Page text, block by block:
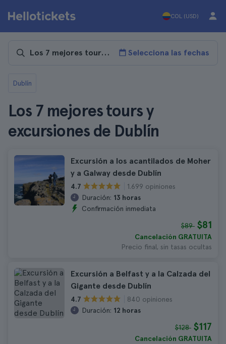
COL (USD)
Selecciona las fechas
Dublín
Los 7 mejores tours y
excursiones de Dublín
Excursión a los acantilados de Moher
y a Galway desde Dublín
4.7
1.699 opiniones
Duración: 13 horas
Confirmación inmediata
$89 $81
Cancelación GRATUITA
Precio final, sin tasas ocultas
Excursión a Belfast y a la Calzada del
Gigante desde Dublín
4.7
840 opiniones
Duración: 12 horas
$128 $117
Cancelación GRATUITA